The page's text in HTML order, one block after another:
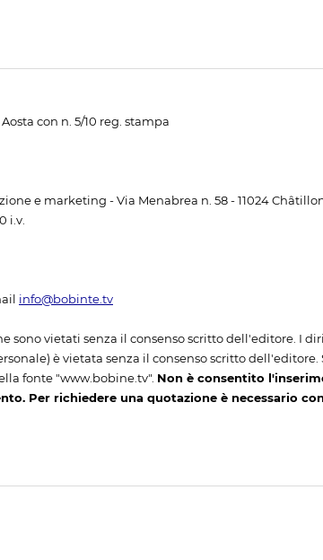
con n. 5/10 reg. stampa
e marketing - Via Menabrea n. 58 - 11024
i.v.
info@bobinte.tv
sono vietati senza il consenso scritto dell'editore. I
è vietata senza il consenso scritto
fonte "www.bobine.tv". Non è consentito
Per richiedere una quotazione è necessario